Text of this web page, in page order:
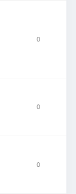
0
0
0